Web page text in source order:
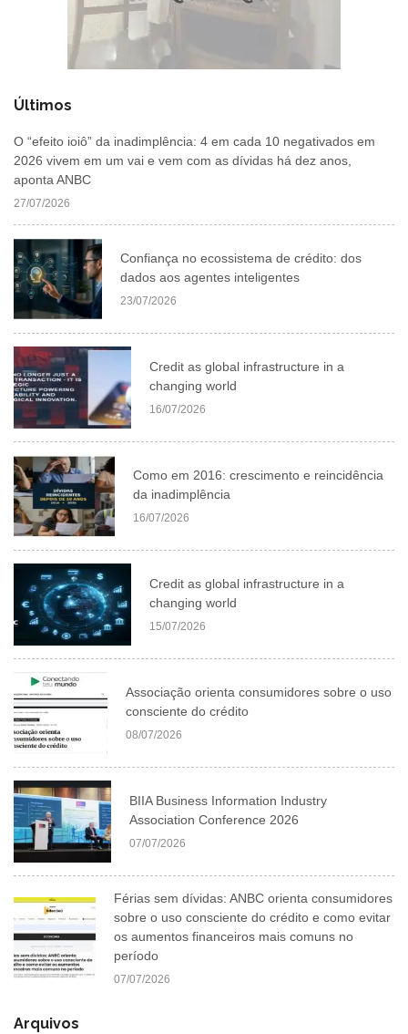
Últimos
O “efeito ioiô” da inadimplência: 4 em cada 10 negativados em
2026 vivem em um vai e vem com as dívidas há dez anos,
aponta ANBC
27/07/2026
Confiança no ecossistema de crédito: dos
dados aos agentes inteligentes
23/07/2026
Credit as global infrastructure in a
changing world
16/07/2026
Como em 2016: crescimento e reincidência
da inadimplência
16/07/2026
Credit as global infrastructure in a
changing world
15/07/2026
Associação orienta consumidores sobre o uso
consciente do crédito
08/07/2026
BIIA Business Information Industry
Association Conference 2026
07/07/2026
Férias sem dívidas: ANBC orienta consumidores
sobre o uso consciente do crédito e como evitar
os aumentos financeiros mais comuns no
período
07/07/2026
Arquivos